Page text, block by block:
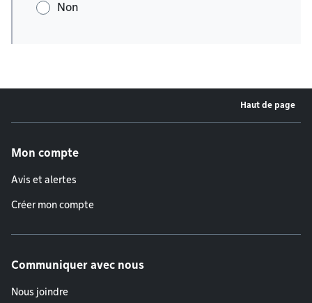
Non
Haut de page
Mon compte
Avis et alertes
Créer mon compte
Communiquer avec nous
Nous joindre